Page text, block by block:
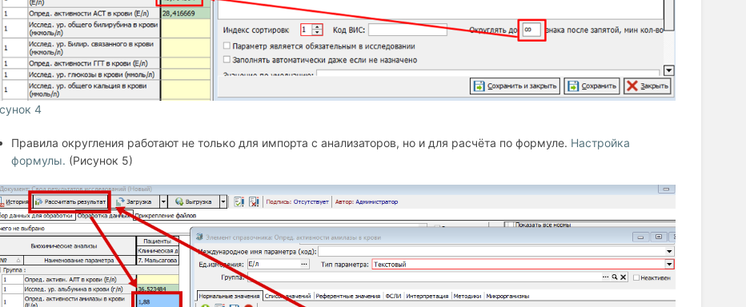
4
Правила округления работают не только для импорта с анализаторов, но и для расчёта по формуле. Настройка
формулы. (Рисунок 5)